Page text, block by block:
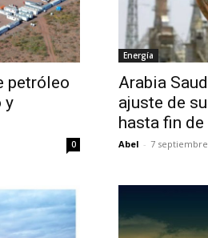
petróleo
y
0
Energía
Arabia
ajuste de
hasta fin de
Abel - 7 septiembre